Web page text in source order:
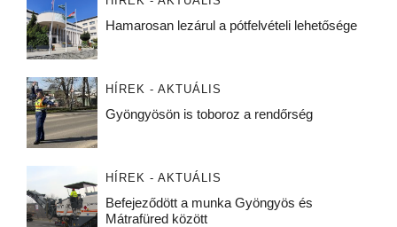
Hamarosan lezárul a pótfelvételi lehetősége
HÍREK - AKTUÁLIS
Gyöngyösön is toboroz a rendőrség
HÍREK - AKTUÁLIS
Befejeződött a munka Gyöngyös és
Mátrafüred között